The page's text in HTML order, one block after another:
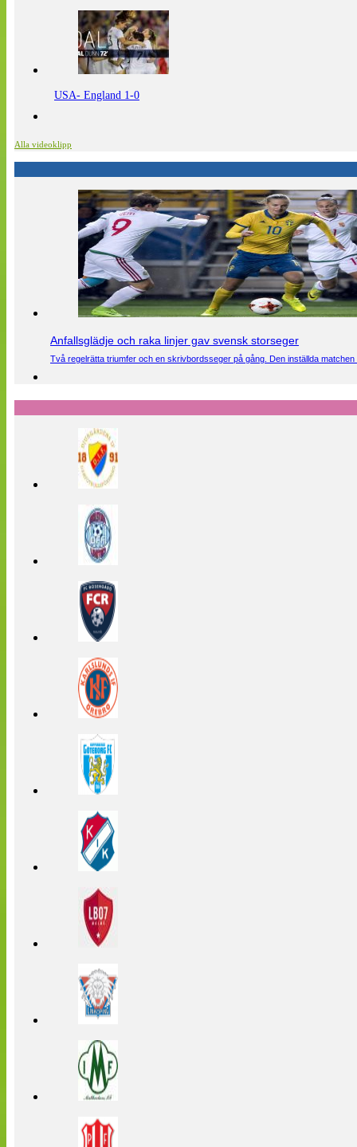
USA- England 1-0
Alla videoklipp
Anfallsglädje och raka linjer gav svensk storseger
Två regelrätta triumfer och en skrivbordsseger på gång. Den inställda